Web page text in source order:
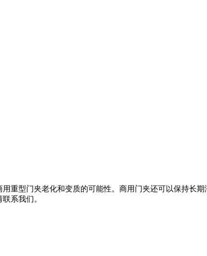
重型门夹老化和变质的可能性。商用门夹还可以保持长
系我们。